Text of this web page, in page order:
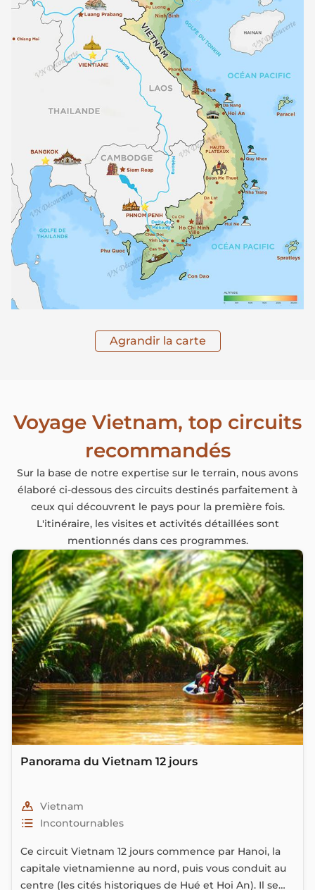
Agrandir la carte
Voyage Vietnam, top circuits
recommandés
Sur la base de notre expertise sur le terrain, nous avons
élaboré ci-dessous des circuits destinés parfaitement à
ceux qui découvrent le pays pour la première fois.
L'itinéraire, les visites et activités détaillées sont
mentionnés dans ces programmes.
Panorama du Vietnam 12 jours
Vietnam
Incontournables
Ce circuit Vietnam 12 jours commence par Hanoi, la
capitale vietnamienne au nord, puis vous conduit au
centre (les cités historiques de Hué et Hoi An). Il se